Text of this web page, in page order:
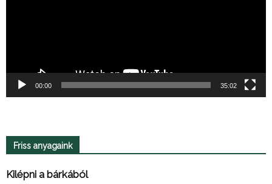
00:00 35:02
Friss anyagaink
Kilépni a bárkából